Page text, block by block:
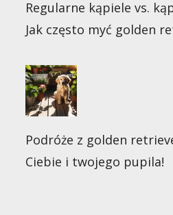
Regularne kąpiele vs.
Jak często myć golden
Podróże z golden
Ciebie i twojego pupila!